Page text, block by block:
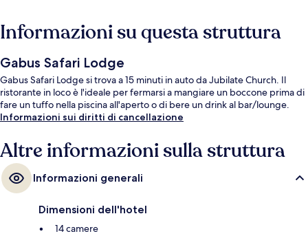
Informazioni su questa struttura
Gabus Safari Lodge
Gabus Safari Lodge si trova a 15 minuti in auto da Jubilate Church. Il
ristorante in loco è l'ideale per fermarsi a mangiare un boccone prima di
fare un tuffo nella piscina all'aperto o di bere un drink al bar/lounge.
Informazioni sui diritti di cancellazione
Altre informazioni sulla struttura
Informazioni generali
Dimensioni dell'hotel
14 camere